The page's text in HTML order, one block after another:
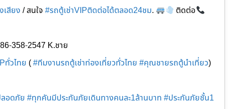
เสียง / สนใจ #รถตู้เช่าVIPติดต่อได้ตลอด24ชม.
ติดต่อ
358-2547 K.ชาย
ทั่วไทย (#ทีมงานรถตู้เช่าท่องเที่ยวทั่วไทย #คุณชายรถตู้นำเที่ยว)
อดภัย #ทุกคันมีประกันภัยเดินทางคนละ1ล้านบาท #ประกันภัยชั้น1